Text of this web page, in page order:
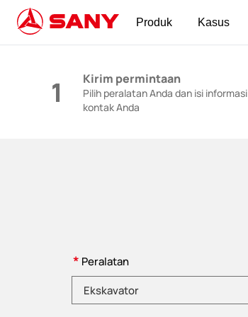
Produk Kasus
1 Kirim permintaan
Pilih peralatan Anda dan isi informasi
kontak Anda
* Peralatan